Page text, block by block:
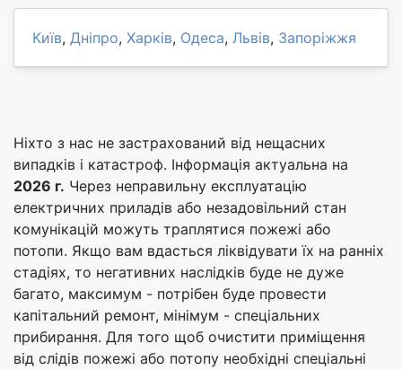
Київ, Дніпро, Харків, Одеса, Львів, Запоріжжя
Ніхто з нас не застрахований від нещасних
випадків і катастроф. Інформація актуальна на
2026 г. Через неправильну експлуатацію
електричних приладів або незадовільний стан
комунікацій можуть траплятися пожежі або
потопи. Якщо вам вдасться ліквідувати їх на ранніх
стадіях, то негативних наслідків буде не дуже
багато, максимум - потрібен буде провести
капітальний ремонт, мінімум - спеціальних
прибирання. Для того щоб очистити приміщення
від слідів пожежі або потопу необхідні спеціальні